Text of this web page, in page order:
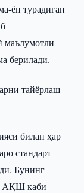
ён турадиган
маълумотли
берилади.
тайёрлаш
билан ҳар
стандарт
Бунинг
АҚШ каби